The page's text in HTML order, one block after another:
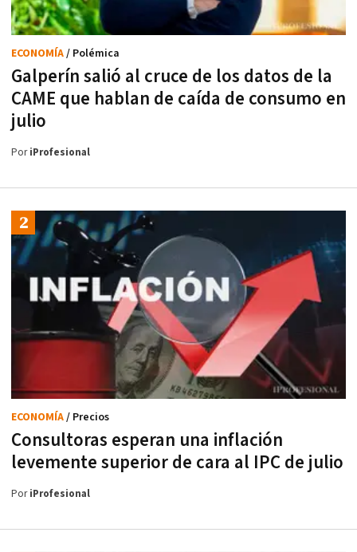
Galperín salió al cruce de los datos de la
CAME que hablan de caída de consumo en
julio
ECONOMÍA/ Polémica
PoriProfesional
Consultoras esperan una inflación
levemente superior de cara al IPC de julio
ECONOMÍA/ Precios
PoriProfesional